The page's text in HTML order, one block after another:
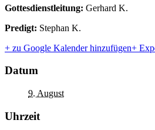
Gottesdienstleitung: Gerhard K.
Predigt: Stephan K.
+ zu Google Kalender hinzufügen+
Datum
9. August
Uhrzeit